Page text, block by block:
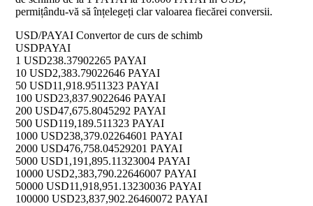
permițându-vă să înțelegeți clar valoarea fiecărei conversii.
USD/PAYAI Convertor de curs de schimb
USDPAYAI
1 USD238.37902265 PAYAI
10 USD2,383.79022646 PAYAI
50 USD11,918.9511323 PAYAI
100 USD23,837.9022646 PAYAI
200 USD47,675.8045292 PAYAI
500 USD119,189.511323 PAYAI
1000 USD238,379.02264601 PAYAI
2000 USD476,758.04529201 PAYAI
5000 USD1,191,895.11323004 PAYAI
10000 USD2,383,790.22646007 PAYAI
50000 USD11,918,951.13230036 PAYAI
100000 USD23,837,902.26460072 PAYAI